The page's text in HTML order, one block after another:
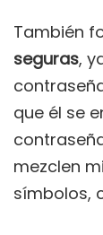
También
seguras,
que él se
mezclen
símbolos,